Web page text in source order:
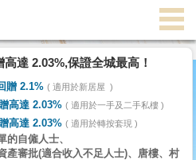
達 2.03%,保證全城最高！
贈 2.1% 適用於新居屋
高達 2.03% 適用於一手及二手私樓
高達 2.03% 適用於轉按套現
的自僱人士、
產審批(適合收入不足人士)、唐樓、村